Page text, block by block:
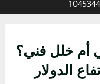
خلل فني؟
الدولار